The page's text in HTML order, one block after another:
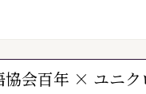
協会百年 × ユニク